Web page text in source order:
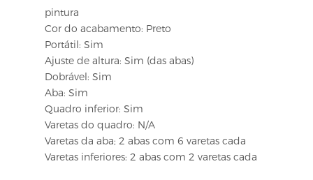
pintura
Cor do acabamento: Preto
Portátil: Sim
Ajuste de altura: Sim (das abas)
Dobrável: Sim
Aba: Sim
Quadro inferior: Sim
Varetas do quadro: N/A
Varetas da aba; 2 abas com 6 varetas cada
Varetas inferiores: 2 abas com 2 varetas cada